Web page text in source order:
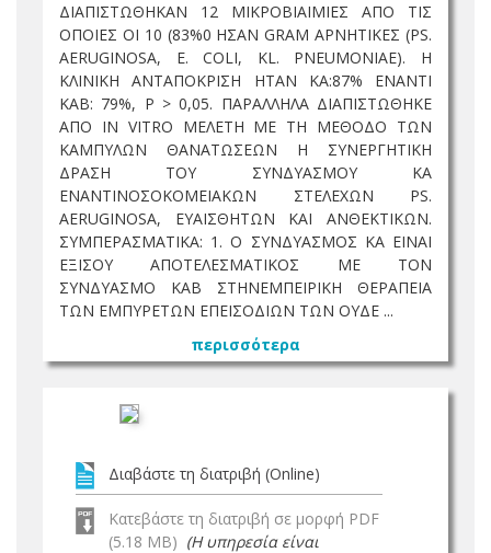
ΔΙΑΠΙΣΤΩΘΗΚΑΝ 12 ΜΙΚΡΟΒΙΑΙΜΙΕΣ ΑΠΟ ΤΙΣ
ΟΠΟΙΕΣ ΟΙ 10 (83%0 ΗΣΑΝ GRAM ΑΡΝΗΤΙΚΕΣ (PS.
AERUGINOSA, E. COLI, KL. PNEUMONIAE). Η
ΚΛΙΝΙΚΗ ΑΝΤΑΠΟΚΡΙΣΗ ΗΤΑΝ ΚΑ:87% ΕΝΑΝΤΙ
ΚΑΒ: 79%, Ρ > 0,05. ΠΑΡΑΛΛΗΛΑ ΔΙΑΠΙΣΤΩΘΗΚΕ
ΑΠΟ IN VITRO ΜΕΛΕΤΗ ΜΕ ΤΗ ΜΕΘΟΔΟ ΤΩΝ
ΚΑΜΠΥΛΩΝ ΘΑΝΑΤΩΣΕΩΝ Η ΣΥΝΕΡΓΗΤΙΚΗ
ΔΡΑΣΗ ΤΟΥ ΣΥΝΔΥΑΣΜΟΥ ΚΑ
ΕΝΑΝΤΙΝΟΣΟΚΟΜΕΙΑΚΩΝ ΣΤΕΛΕΧΩΝ PS.
AERUGINOSA, ΕΥΑΙΣΘΗΤΩΝ ΚΑΙ ΑΝΘΕΚΤΙΚΩΝ.
ΣΥΜΠΕΡΑΣΜΑΤΙΚΑ: 1. Ο ΣΥΝΔΥΑΣΜΟΣ ΚΑ ΕΙΝΑΙ
ΕΞΙΣΟΥ ΑΠΟΤΕΛΕΣΜΑΤΙΚΟΣ ΜΕ ΤΟΝ
ΣΥΝΔΥΑΣΜΟ ΚΑΒ ΣΤΗΝΕΜΠΕΙΡΙΚΗ ΘΕΡΑΠΕΙΑ
ΤΩΝ ΕΜΠΥΡΕΤΩΝ ΕΠΕΙΣΟΔΙΩΝ ΤΩΝ ΟΥΔΕ ...
περισσότερα
Διαβάστε τη διατριβή (Online)
Κατεβάστε τη διατριβή σε μορφή PDF
(5.18 MB) (Η υπηρεσία είναι